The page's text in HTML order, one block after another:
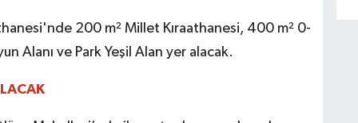
200 m² Millet Kıraathanesi, 400 m² 0-
Alanı ve Park Yeşil Alan yer alacak.